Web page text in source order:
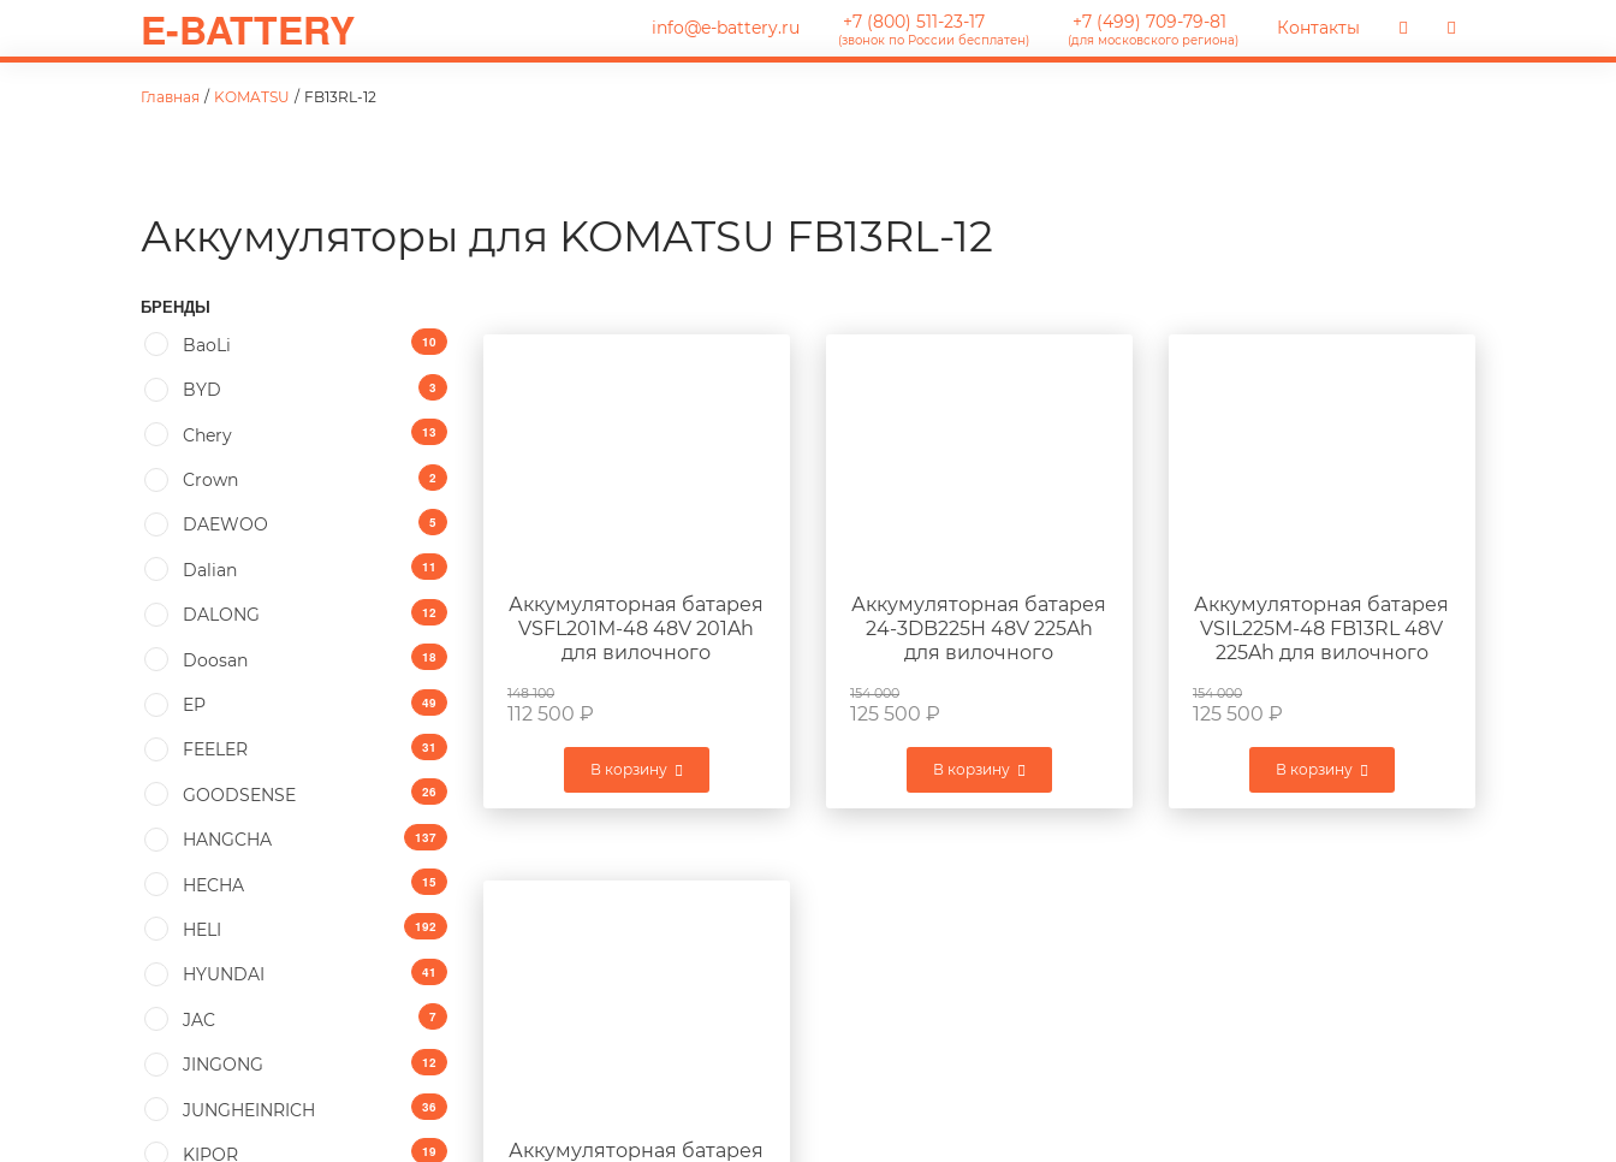
E-BATTERY info@e-battery.ru +7 (800) 511-23-17
(звонок по России бесплатен)
+7 (499) 709-79-81
(для московского региона)
Контакты
Главная / KOMATSU / FB13RL-12
Аккумуляторы для KOMATSU FB13RL-12
Аккумуляторная батарея
VSFL201M-48 48V 201Ah
для вилочного
FB13RL-12
148 100
112 500 ₽
В корзину
Аккумуляторная батарея
24-3DB225H 48V 225Ah
для вилочного
FB13RL-12
154 000
125 500 ₽
В корзину
Аккумуляторная батарея
VSIL225M-48 FB13RL 48V
225Ah для вилочного
FB13RL-12
154 000
125 500 ₽
В корзину
Аккумуляторная батарея
БРЕНДЫ
BaoLi
10
BYD 3
Chery 13
Crown 2
DAEWOO 5
Dalian 11
DALONG 12
Doosan 18
EP 49
FEELER 31
GOODSENSE 26
HANGCHA 137
HECHA 15
HELI 192
HYUNDAI 41
JAC 7
JINGONG 12
JUNGHEINRICH 36
KIPOR 19